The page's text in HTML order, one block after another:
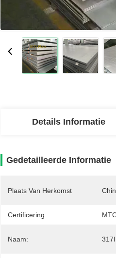
Details Informatie
Gedetailleerde Informatie
Plaats Van Herkomst
Certificering
Naam: